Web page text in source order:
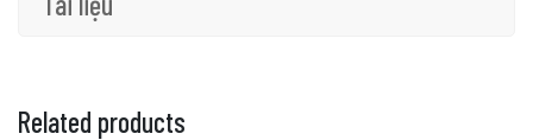
Related products